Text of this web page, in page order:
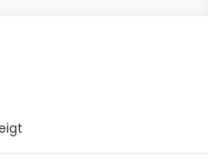
Aktualität